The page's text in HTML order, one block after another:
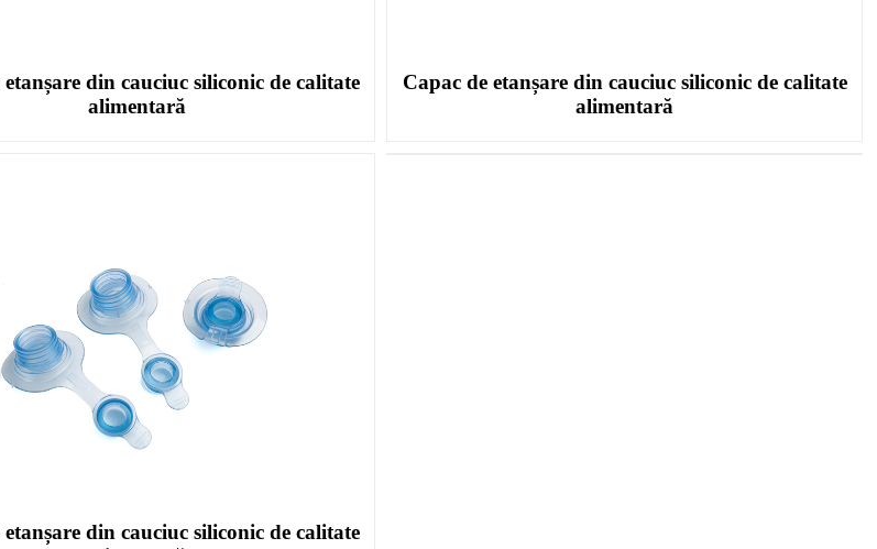
etanșare din cauciuc siliconic de calitate
alimentară
Capac de etanșare din cauciuc siliconic de calitate
alimentară
etanșare din cauciuc siliconic de calitate